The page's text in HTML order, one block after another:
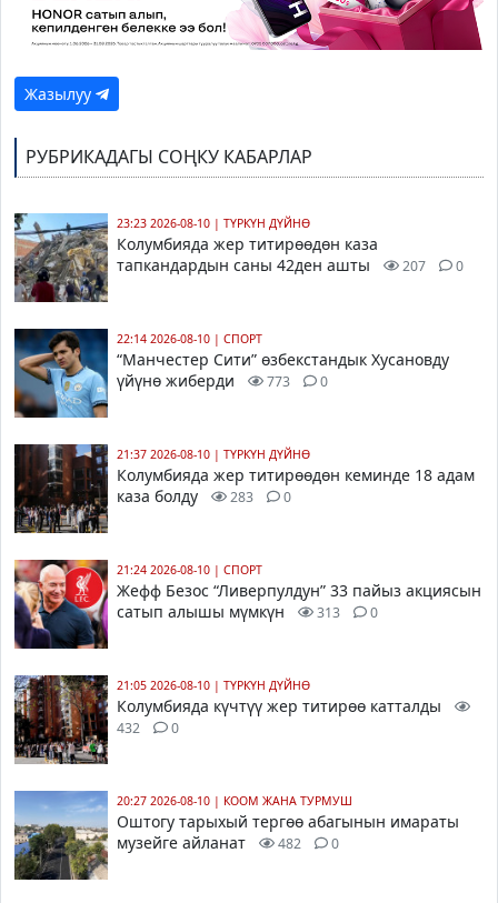
Жазылуу
РУБРИКАДАГЫ СОҢКУ КАБАРЛАР
23:23 2026-08-10 | ТҮРКҮН ДҮЙНӨ
Колумбияда жер титирөөдөн каза
тапкандардын саны 42ден ашты
207 0
22:14 2026-08-10 | СПОРТ
“Манчестер Сити” өзбекстандык Хусановду
үйүнө жиберди
773 0
21:37 2026-08-10 | ТҮРКҮН ДҮЙНӨ
Колумбияда жер титирөөдөн кеминде 18 адам
каза болду
283 0
21:24 2026-08-10 | СПОРТ
Жефф Безос “Ливерпулдун” 33 пайыз акциясын
сатып алышы мүмкүн
313 0
21:05 2026-08-10 | ТҮРКҮН ДҮЙНӨ
Колумбияда күчтүү жер титирөө катталды
432 0
20:27 2026-08-10 | КООМ ЖАНА ТУРМУШ
Оштогу тарыхый тергөө абагынын имараты
музейге айланат
482 0